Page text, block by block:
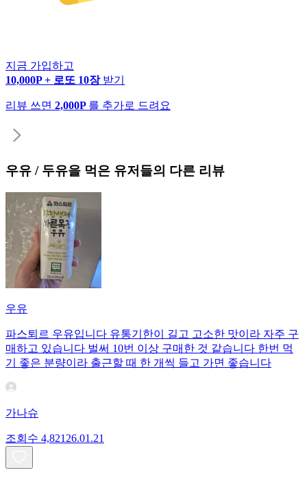
지금 가입하고
10,000P + 로또 10장 받기
리뷰 쓰면 2,000P 를 추가로 드려요
우유 / 두유을 먹은 유저들의 다른 리뷰
우유
파스퇴르 우유입니다 유통기한이 길고 고소한 맛이라 자주 구
매하고 있습니다 벌써 10번 이상 구매한 것 같습니다 한번 먹
기 좋은 분량이라 출근할 때 한 개씩 들고 가면 좋습니다
가나슈
조회수 4,821 26.01.21